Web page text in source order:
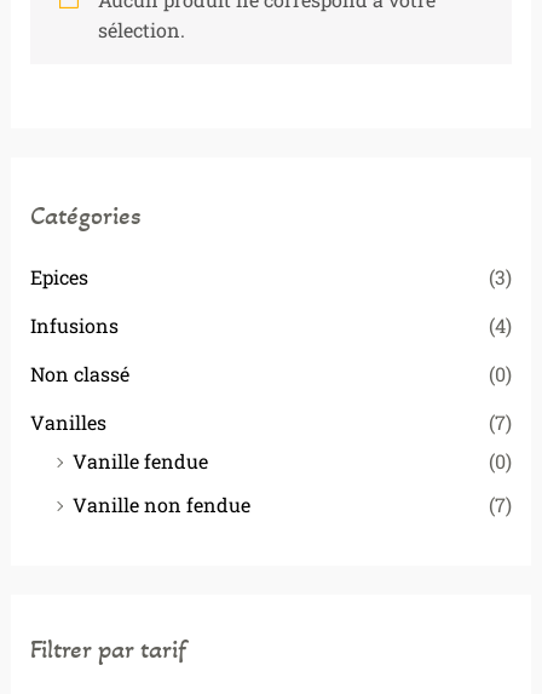
Catégories
Epices
(3)
Infusions
(4)
Non classé
(0)
Vanilles
(7)
Vanille fendue
(0)
Vanille non fendue
(7)
Filtrer par tarif
sélection.